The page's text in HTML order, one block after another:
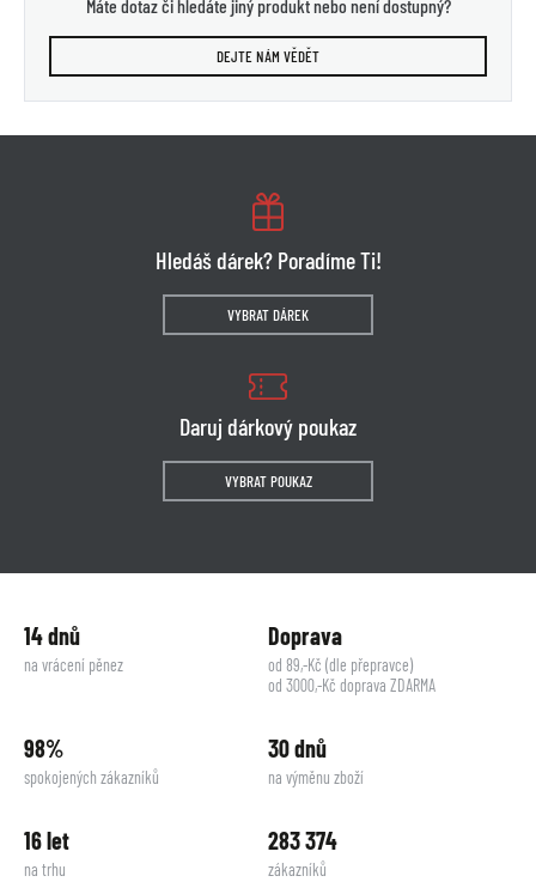
Máte dotaz či hledáte jiný produkt nebo není dostupný?
DEJTE NÁM VĚDĚT
Hledáš dárek? Poradíme Ti!
VYBRAT DÁREK
Daruj dárkový poukaz
VYBRAT POUKAZ
14 dnů
na vrácení pěnez
Doprava
od 89,-Kč (dle přepravce)
od 3000,-Kč doprava ZDARMA
98%
spokojených zákazníků
30 dnů
na výměnu zboží
16 let
na trhu
283 374
zákazníků